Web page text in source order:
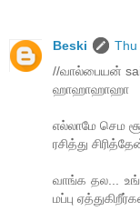
Beski
Thu
//வால்பையன்
ஹாஹாஹாஹா
எல்லாமே செம
ரசித்து
வாங்க தல...
மப்பு